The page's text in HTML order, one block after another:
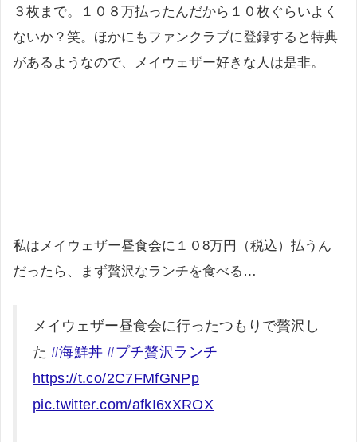
３枚まで。１０８万払ったんだから１０枚ぐらいよく
ないか？笑。ほかにもファンクラブに登録すると特典
があるようなので、メイウェザー好きな人は是非。
私はメイウェザー昼食会に１０8万円（税込）払うん
だったら、まず贅沢なランチを食べる…
メイウェザー昼食会に行ったつもりで贅沢し
た #海鮮丼 #プチ贅沢ランチ
https://t.co/2C7FMfGNPp
pic.twitter.com/afkI6xXROX